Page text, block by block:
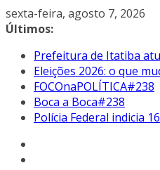
Pular
para
conteúdo
sexta-feira, agosto 7, 2026
Últimos:
Prefeitura de Itatiba
Eleições 2026: o que
FOCOnaPOLÍTICA#238
Boca a Boca#238
Polícia Federal indicia